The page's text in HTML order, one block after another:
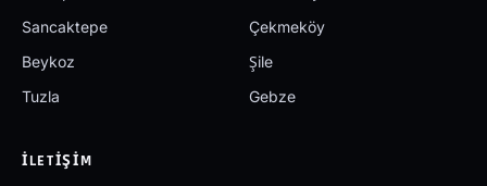
Sancaktepe
Çekmeköy
Beykoz
Şile
Tuzla
Gebze
İLETIŞIM